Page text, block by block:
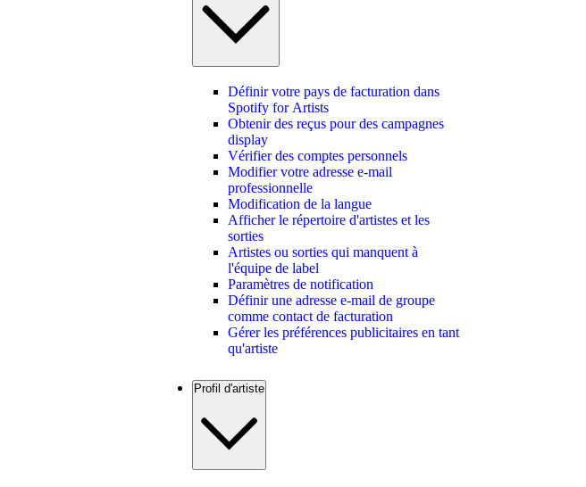
Définir votre pays de facturation dans
Spotify for Artists
Obtenir des reçus pour des campagnes
display
Vérifier des comptes personnels
Modifier votre adresse e-mail
professionnelle
Modification de la langue
Afficher le répertoire d'artistes et les
sorties
Artistes ou sorties qui manquent à
l'équipe de label
Paramètres de notification
Définir une adresse e-mail de groupe
comme contact de facturation
Gérer les préférences publicitaires en tant
qu'artiste
Profil d'artiste